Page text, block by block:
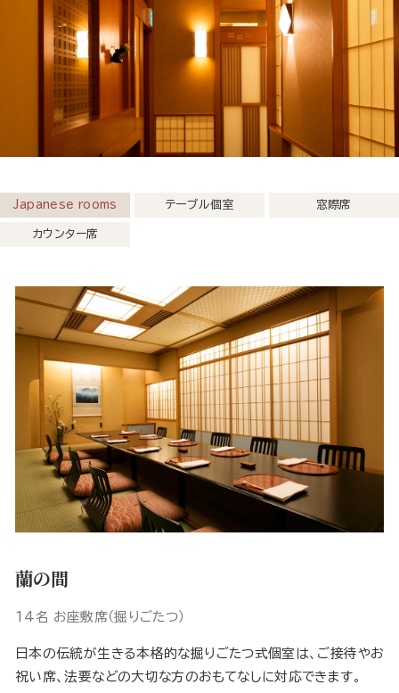
Japanese rooms テーブル個室 窓際席
カウンター席
蘭の間
14名 お座敷席（掘りごたつ）
日本の伝統が生きる本格的な掘りごたつ式個室は、ご接待やお
祝い席、法要などの大切な方のおもてなしに対応できます。